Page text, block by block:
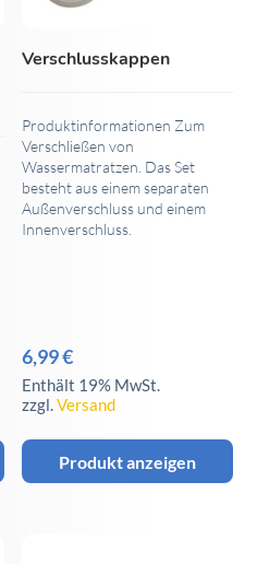
Verschlusskappen
Produktinformationen Zum
Verschließen von
Wassermatratzen. Das Set
besteht aus einem separaten
Außenverschluss und einem
Innenverschluss.
6,99€
Enthält 19% MwSt.
zzgl.Versand
Produkt anzeigen